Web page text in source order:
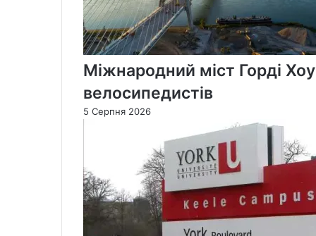
Міжнародний міст Горді
велосипедистів
5 Серпня 2026